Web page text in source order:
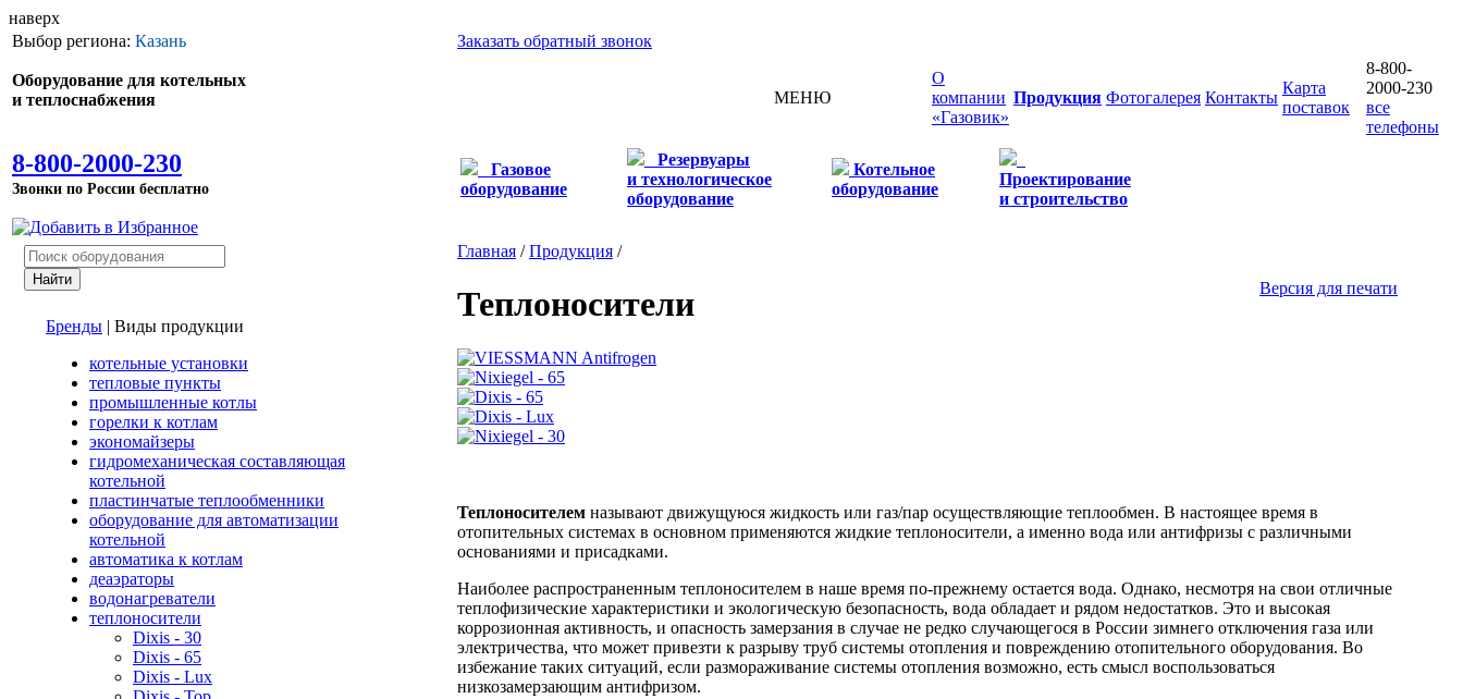
наверх
Выбор региона: Казань
Оборудование для котельных
и теплоснабжения
8-800-2000-230
Звонки по России бесплатно
Заказать обратный звонок
МЕНЮ
О
компании
«Газовик»
Продукция Фотогалерея Контакты
Карта
поставок
8-800-
2000-230
все
телефоны
Газовое
оборудование
Резервуары
и технологическое
оборудование
Котельное
оборудование
Проектирование
и строительство
Бренды | Виды продукции
котельные установки
тепловые пункты
промышленные котлы
горелки к котлам
экономайзеры
гидромеханическая составляющая
котельной
пластинчатые теплообменники
оборудование для автоматизации
котельной
автоматика к котлам
деаэраторы
водонагреватели
теплоносители
Dixis - 30
Dixis - 65
Dixis - Lux
Главная /Продукция /
Версия для печати
Теплоносители
Теплоносителем называют движущуюся жидкость или газ/пар осуществляющие теплообмен. В настоящее время в
отопительных системах в основном применяются жидкие теплоносители, а именно вода или антифризы с различными
основаниями и присадками.
Наиболее распространенным теплоносителем в наше время по-прежнему остается вода. Однако, несмотря на свои отличные
теплофизические характеристики и экологическую безопасность, вода обладает и рядом недостатков. Это и высокая
коррозионная активность, и опасность замерзания в случае не редко случающегося в России зимнего отключения газа или
электричества, что может привезти к разрыву труб системы отопления и повреждению отопительного оборудования. Во
избежание таких ситуаций, если размораживание системы отопления возможно, есть смысл воспользоваться
низкозамерзающим антифризом.